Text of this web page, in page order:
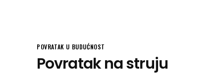
POVRATAK U BUDUĆNOST
Povratak na struju